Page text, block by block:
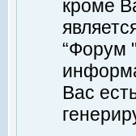
кроме
“Форум
Вас